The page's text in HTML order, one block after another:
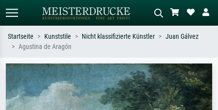
Suchen Sie nach Künstlern, Werktiteln
oder Stilen – z.B. Monet,
Sternennacht, Impressionismus, Welle
Hokusai, Akt.
Beschreiben Sie die Szene – z.B. Grüne
Wiese, Abstrakt mit viel Rot, Dunkles
Ölgemälde, Stehender Akt neben einem
Baum.
Startseite Kunststile Nicht klassifizierte Künstler
Juan Gálvez
Agustina de Aragón